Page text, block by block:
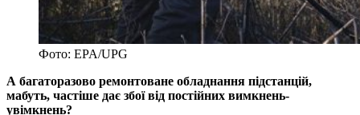
Фото: EPA/UPG
А багаторазово ремонтоване обладнання підстанцій,
мабуть, частіше дає збої від постійних вимкнень-
увімкнень?